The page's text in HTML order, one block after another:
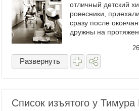
отличный детский
ровесники,
сразу после
дружны на
Развернуть
Список изъятого у